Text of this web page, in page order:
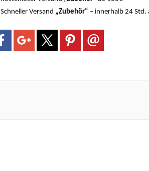
Schneller Versand „Zubehör“ – innerhalb 24 Std.